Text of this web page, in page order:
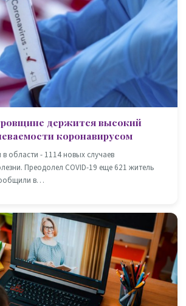
держится высокий
коронавирусом
области - 1114 новых случаев
Преодолел COVID-19 еще 621 житель
в…